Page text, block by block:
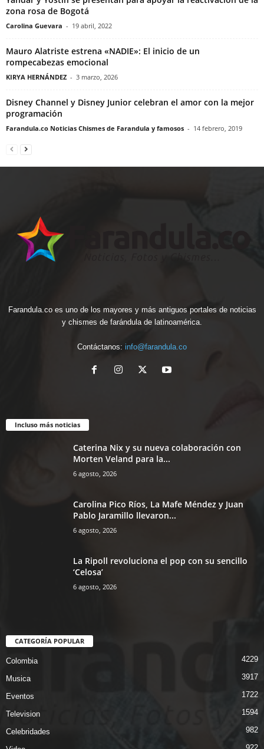
zona rosa de Bogotá
Carolina Guevara - 19 abril, 2022
Mauro Alatriste estrena «NADIE»: El inicio de un
rompecabezas emocional
KIRYA HERNÁNDEZ - 3 marzo, 2026
Disney Channel y Disney Junior celebran el amor con la mejor
programación
Farandula.co Noticias Chismes de Farandula y famosos - 14 febrero, 2019
Farandula.co es uno de los mayores y más antiguos portales de noticias
y chismes de farándula de latinoamérica.
Contáctanos: info@farandula.co
Incluso más noticias
Caterina Nix y su nueva colaboración con
Morten Veland para la...
6 agosto, 2026
Carolina Pico Ríos, La Mafe Méndez y Juan
Pablo Jaramillo llevaron...
6 agosto, 2026
La Ripoll revoluciona el pop con su sencillo
‘Celosa’
6 agosto, 2026
CATEGORÍA POPULAR
Colombia 4229
Musica 3917
Eventos 1722
Television 1594
Celebridades 982